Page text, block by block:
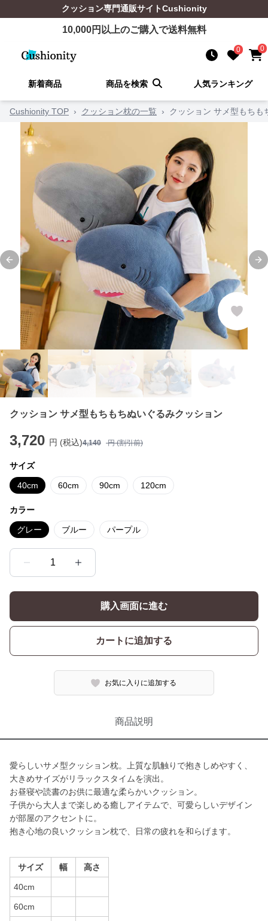
クッション専門通販サイトCushionity
10,000円以上のご購入で送料無料
0 0
新着商品 商品を検索 人気ランキング
Cushionity TOP › クッション枕の一覧 › クッション サメ型もちも
Previous slide
クッション サメ型もちもちぬいぐるみクッション
3,720 円 (税込)4,140 円 (割引前)
サイズ
40cm 60cm 90cm 120cm
カラー
グレー ブルー パープル
1
購入画面に進む
カートに追加する
お気に入りに追加する
商品説明
愛らしいサメ型クッション枕。上質な肌触りで抱きしめやすく、
大きめサイズがリラックスタイムを演出。
お昼寝や読書のお供に最適な柔らかいクッション。
子供から大人まで楽しめる癒しアイテムで、可愛らしいデザイン
が部屋のアクセントに。
抱き心地の良いクッション枕で、日常の疲れを和らげます。
サイズ 幅 高さ
40cm
60cm